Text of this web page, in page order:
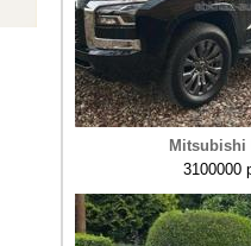
Mitsubishi
3100000